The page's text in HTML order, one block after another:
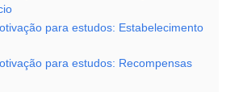
para estudos: Estabelecimento
para estudos: Recompensas